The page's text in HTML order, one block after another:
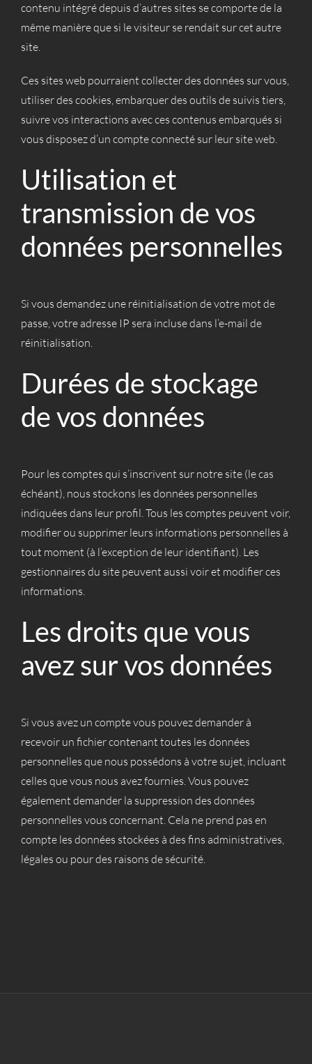
contenu intégré depuis d’autres sites se comporte de la
même manière que si le visiteur se rendait sur cet autre
site.
Ces sites web pourraient collecter des données sur vous,
utiliser des cookies, embarquer des outils de suivis tiers,
suivre vos interactions avec ces contenus embarqués si
vous disposez d’un compte connecté sur leur site web.
Utilisation et
transmission de vos
données personnelles
Si vous demandez une réinitialisation de votre mot de
passe, votre adresse IP sera incluse dans l’e-mail de
réinitialisation.
Durées de stockage
de vos données
Pour les comptes qui s’inscrivent sur notre site (le cas
échéant), nous stockons les données personnelles
indiquées dans leur profil. Tous les comptes peuvent voir,
modifier ou supprimer leurs informations personnelles à
tout moment (à l’exception de leur identifiant). Les
gestionnaires du site peuvent aussi voir et modifier ces
informations.
Les droits que vous
avez sur vos données
Si vous avez un compte vous pouvez demander à
recevoir un fichier contenant toutes les données
personnelles que nous possédons à votre sujet, incluant
celles que vous nous avez fournies. Vous pouvez
également demander la suppression des données
personnelles vous concernant. Cela ne prend pas en
compte les données stockées à des fins administratives,
légales ou pour des raisons de sécurité.